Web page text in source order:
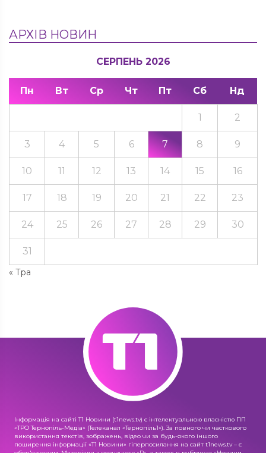
АРХІВ НОВИН
СЕРПЕНЬ 2026
Пн Вт Ср Чт Пт Сб Нд
« Тра
1 2
3 4 5 6 7 8 9
10 11 12 13 14 15 16
17 18 19 20 21 22 23
24 25 26 27 28 29 30
31
Інформація на сайті Т1 Новини (t1news.tv) є інтелектуальною власністю ПП
«ТРО Тернопіль-Медіа» (Телеканал «Тернопіль1»). За повного чи часткового
використання текстів, зображень, відео чи за будь-якого іншого
поширення інформації «Т1 Новини» гіперпосилання на сайт t1news.tv – є